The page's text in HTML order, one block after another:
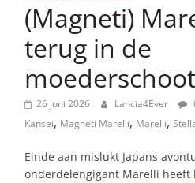
(Magneti)
terug in de
26 juni 2026 Lancia4Ever
Kansei, Magneti Marelli, Marelli,
Einde aan mislukt Japans
onderdelengigant Marelli heeft